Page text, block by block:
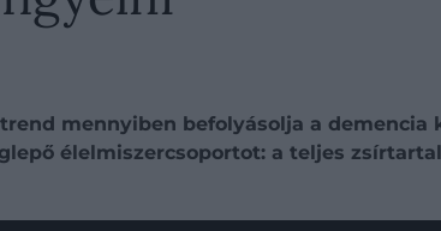
mennyiben befolyásolja a demencia
élelmiszercsoportot: a teljes